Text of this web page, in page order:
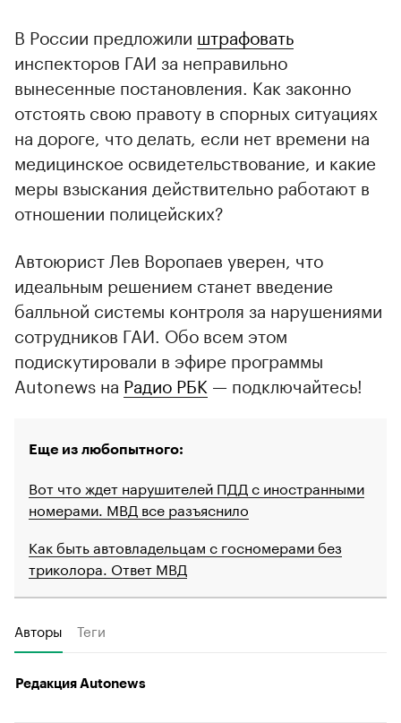
В России предложили штрафовать
инспекторов ГАИ за неправильно
вынесенные постановления. Как законно
отстоять свою правоту в спорных ситуациях
на дороге, что делать, если нет времени на
медицинское освидетельствование, и какие
меры взыскания действительно работают в
отношении полицейских?
Автоюрист Лев Воропаев уверен, что
идеальным решением станет введение
балльной системы контроля за нарушениями
сотрудников ГАИ. Обо всем этом
подискутировали в эфире программы
Autonews на Радио РБК — подключайтесь!
Еще из любопытного:
Вот что ждет нарушителей ПДД с иностранными
номерами. МВД все разъяснило
Как быть автовладельцам с госномерами без
триколора. Ответ МВД
Авторы Теги
Редакция Autonews